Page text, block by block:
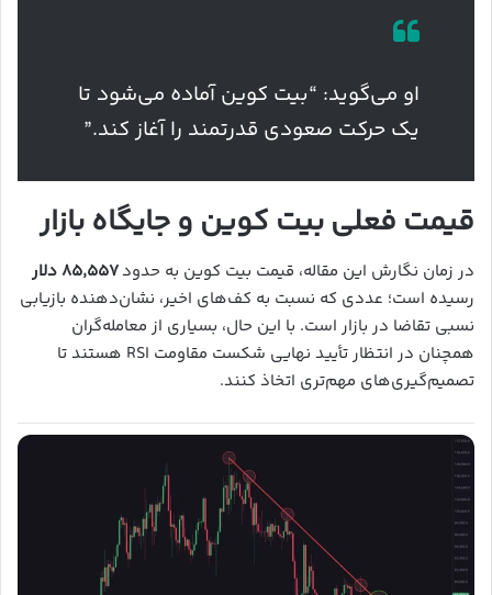
او می‌گوید: “بیت کوین آماده می‌شود تا
یک حرکت صعودی قدرتمند را آغاز کند.”
قیمت فعلی بیت کوین و جایگاه بازار
در زمان نگارش این مقاله، قیمت بیت کوین به حدود۸۵,۵۵۷ دلار
رسیده است؛ عددی که نسبت به کف‌های اخیر، نشان‌دهنده بازیابی
نسبی تقاضا در بازار است. با این حال، بسیاری از معامله‌گران
همچنان در انتظار تأیید نهایی شکست مقاومت RSI هستند تا
تصمیم‌گیری‌های مهم‌تری اتخاذ کنند.